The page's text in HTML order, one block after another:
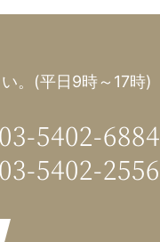
。(平日9時～17時)
03-5402-6884
03-5402-2556